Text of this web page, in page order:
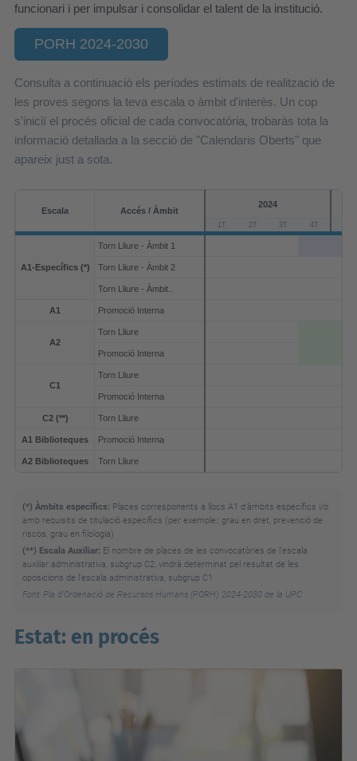
funcionari i per impulsar i consolidar el talent de la institució.
PORH 2024-2030
Consulta a continuació els períodes estimats de realització de
les proves segons la teva escala o àmbit d'interès. Un cop
s'iniciï el procés oficial de cada convocatòria, trobaràs tota la
informació detallada a la secció de "Calendaris Oberts" que
apareix just a sota.
Escala Accés / Àmbit
2024
1T 2T 3T 4T
A1-Específics (*)
Torn Lliure - Àmbit 1
Torn Lliure - Àmbit 2
Torn Lliure - Àmbit..
A1 Promoció Interna
A2
Torn Lliure
Promoció Interna
C1
Torn Lliure
Promoció Interna
C2 (**) Torn Lliure
A1 Biblioteques Promoció Interna
A2 Biblioteques Torn Lliure
(*) Àmbits específics: Places corresponents a llocs A1 d'àmbits específics i/o
amb requisits de titulació específics (per exemple:: grau en dret, prevenció de
riscos, grau en filologia)
(**) Escala Auxiliar: El nombre de places de les convocatòries de l'escala
auxiliar administrativa, subgrup C2, vindrà determinat pel resultat de les
oposicions de l'escala administrativa, subgrup C1
Font: Pla d'Ordenació de Recursos Humans (PORH) 2024-2030 de la UPC
Estat: en procés